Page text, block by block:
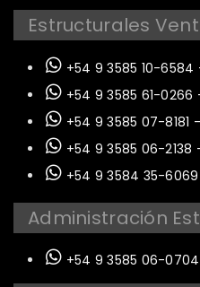
Estructurales
+54 9 3585 10-6584
+54 9 3585 61-0266
+54 9 3585 07-8181
+54 9 3585 06-2138
+54 9 3584 35-
Administración
+54 9 3585 06-0704